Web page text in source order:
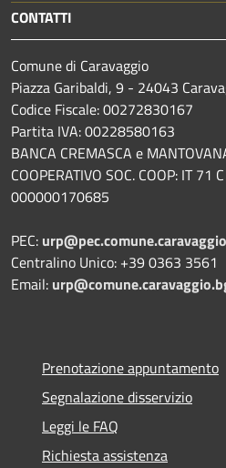
CONTATTI
Comune di Caravaggio
Piazza Garibaldi, 9 - 24043
Codice Fiscale: 00272830167
Partita IVA: 00228580163
BANCA CREMASCA e
COOPERATIVO SOC. COOP: IT
000000170685
PEC:
Centralino Unico: +39 0363 3561
Email:
Prenotazione appuntamento
Segnalazione disservizio
Leggi le FAQ
Richiesta assistenza